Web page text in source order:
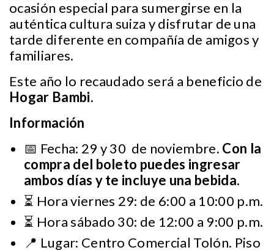
ocasión especial para sumergirse en la
auténtica cultura suiza y disfrutar de una
tarde diferente en compañía de amigos y
familiares.
Este año lo recaudado será a beneficio de
Hogar Bambi.
Información
📅 Fecha: 29 y 30 de noviembre. Con la
compra del boleto puedes ingresar
ambos días y te incluye una bebida.
⏳ Hora viernes 29: de 6:00 a 10:00 p.m.
⏳ Hora sábado 30: de 12:00 a 9:00 p.m.
📍 Lugar: Centro Comercial Tolón. Piso